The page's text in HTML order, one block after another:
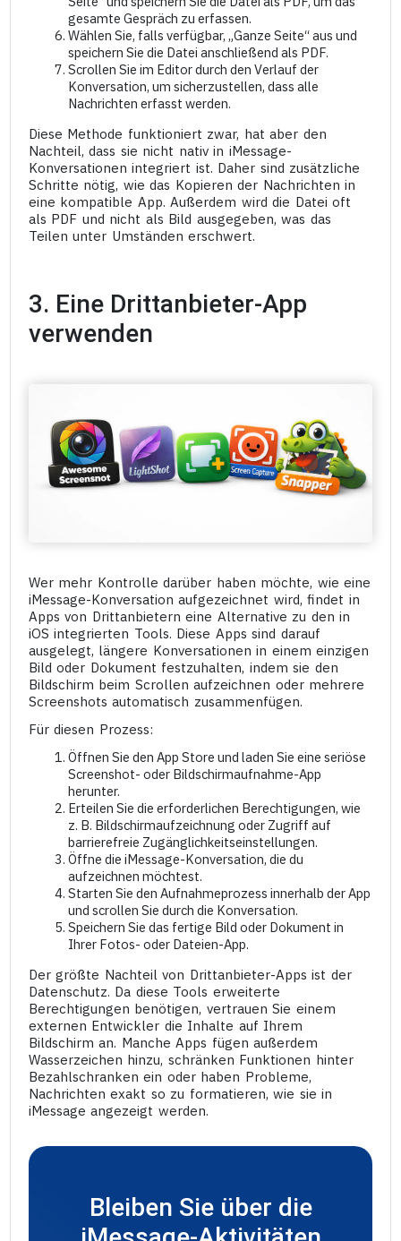
gesamte Gespräch zu erfassen.
Wählen Sie, falls verfügbar, „Ganze Seite“ aus und
speichern Sie die Datei anschließend als PDF.
Scrollen Sie im Editor durch den Verlauf der
Konversation, um sicherzustellen, dass alle
Nachrichten erfasst werden.
Diese Methode funktioniert zwar, hat aber den
Nachteil, dass sie nicht nativ in iMessage-
Konversationen integriert ist. Daher sind zusätzliche
Schritte nötig, wie das Kopieren der Nachrichten in
eine kompatible App. Außerdem wird die Datei oft
als PDF und nicht als Bild ausgegeben, was das
Teilen unter Umständen erschwert.
3. Eine Drittanbieter-App
verwenden
Wer mehr Kontrolle darüber haben möchte, wie eine
iMessage-Konversation aufgezeichnet wird, findet in
Apps von Drittanbietern eine Alternative zu den in
iOS integrierten Tools. Diese Apps sind darauf
ausgelegt, längere Konversationen in einem einzigen
Bild oder Dokument festzuhalten, indem sie den
Bildschirm beim Scrollen aufzeichnen oder mehrere
Screenshots automatisch zusammenfügen.
Für diesen Prozess:
Öffnen Sie den App Store und laden Sie eine seriöse
Screenshot- oder Bildschirmaufnahme-App
herunter.
Erteilen Sie die erforderlichen Berechtigungen, wie
z. B. Bildschirmaufzeichnung oder Zugriff auf
barrierefreie Zugänglichkeitseinstellungen.
Öffne die iMessage-Konversation, die du
aufzeichnen möchtest.
Starten Sie den Aufnahmeprozess innerhalb der App
und scrollen Sie durch die Konversation.
Speichern Sie das fertige Bild oder Dokument in
Ihrer Fotos- oder Dateien-App.
Der größte Nachteil von Drittanbieter-Apps ist der
Datenschutz. Da diese Tools erweiterte
Berechtigungen benötigen, vertrauen Sie einem
externen Entwickler die Inhalte auf Ihrem
Bildschirm an. Manche Apps fügen außerdem
Wasserzeichen hinzu, schränken Funktionen hinter
Bezahlschranken ein oder haben Probleme,
Nachrichten exakt so zu formatieren, wie sie in
iMessage angezeigt werden.
Bleiben Sie über die